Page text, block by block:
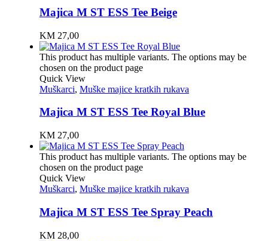
Majica M ST ESS Tee Beige
KM27,00
This product has multiple variants. The options may be
chosen on the product page
Quick View
Muškarci, Muške majice kratkih rukava
Majica M ST ESS Tee Royal Blue
KM27,00
This product has multiple variants. The options may be
chosen on the product page
Quick View
Muškarci, Muške majice kratkih rukava
Majica M ST ESS Tee Spray Peach
KM28,00